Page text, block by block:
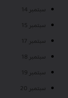
سبتمبر 14
سبتمبر 15
سبتمبر 17
سبتمبر 18
سبتمبر 19
سبتمبر 20